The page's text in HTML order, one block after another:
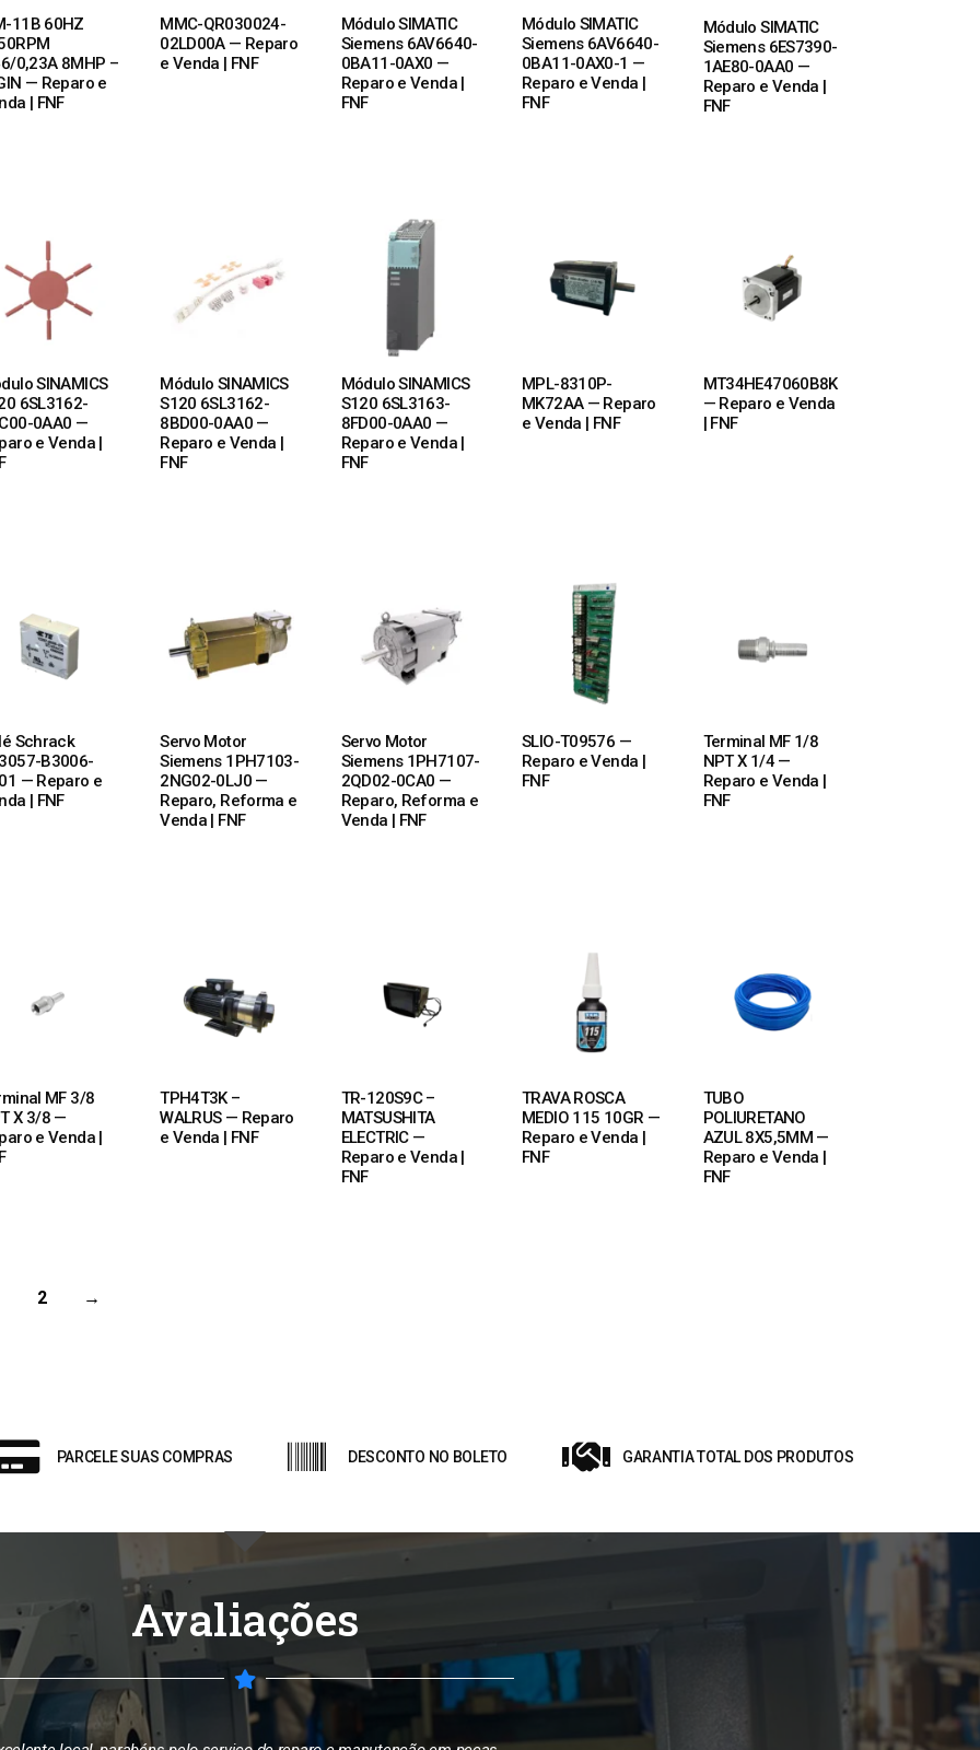
11B 60HZ
0,23A 8MHP –
— Reparo e
| FNF
MMC-QR030024-
02LD00A — Reparo
e Venda | FNF
Módulo SIMATIC
Siemens 6AV6640-
0BA11-0AX0 —
Reparo e Venda |
FNF
Módulo SIMATIC
Siemens 6AV6640-
0BA11-0AX0-1 —
Reparo e Venda |
FNF
Módulo SIMATIC
Siemens 6ES7390-
1AE80-0AA0 —
Reparo e Venda |
FNF
SINAMICS
6SL3162-
0AA0 —
e Venda |
Módulo SINAMICS
S120 6SL3162-
8BD00-0AA0 —
Reparo e Venda |
FNF
Módulo SINAMICS
S120 6SL3163-
8FD00-0AA0 —
Reparo e Venda |
FNF
MPL-8310P-
MK72AA — Reparo
e Venda | FNF
MT34HE47060B8K
— Reparo e Venda
| FNF
Schrack
B3006-
— Reparo e
| FNF
Servo Motor
Siemens 1PH7103-
2NG02-0LJ0 —
Reparo, Reforma e
Venda | FNF
Servo Motor
Siemens 1PH7107-
2QD02-0CA0 —
Reparo, Reforma e
Venda | FNF
SLIO-T09576 —
Reparo e Venda |
FNF
Terminal MF 1/8
NPT X 1/4 —
Reparo e Venda |
FNF
MF 3/8
X 3/8 —
e Venda |
TPH4T3K –
WALRUS — Reparo
e Venda | FNF
TR-120S9C –
MATSUSHITA
ELECTRIC —
Reparo e Venda |
FNF
TRAVA ROSCA
MEDIO 115 10GR —
Reparo e Venda |
FNF
TUBO
POLIURETANO
AZUL 8X5,5MM —
Reparo e Venda |
FNF
2 →
PARCELE SUAS COMPRAS DESCONTO NO BOLETO GARANTIA TOTAL DOS PRODUTOS
Avaliações